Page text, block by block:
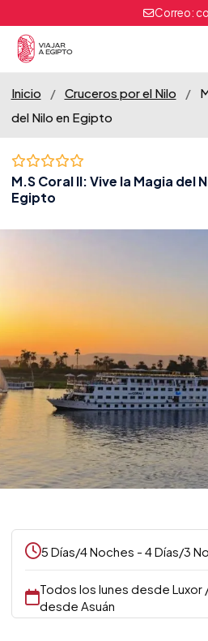
Correo:
Inicio / Cruceros por el Nilo /
del Nilo en Egipto
M.S Coral II: Vive la Magia del
Egipto
5 Días/4 Noches - 4 Días/3
Todos los lunes desde Luxor
desde Asuán